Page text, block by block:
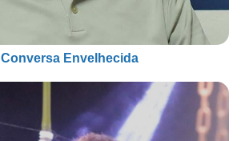
Conversa Envelhecida